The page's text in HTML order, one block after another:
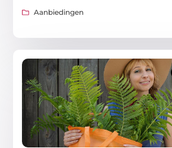
Aanbiedingen